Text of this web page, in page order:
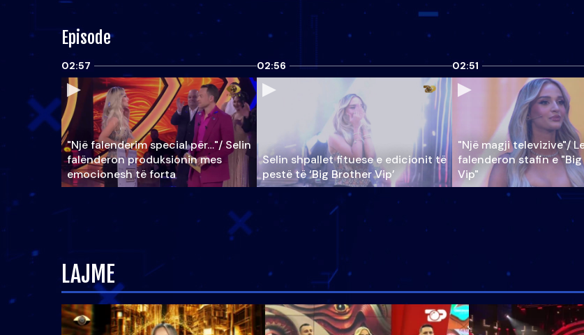
Episode
02:57
"Një falenderim special për…"/ Selin
falënderon produksionin mes
emocionesh të forta
02:56
Selin shpallet fituese e edicionit të
pestë të ‘Big Brother Vip’
02:51
"Një magji televizive"/
falenderon stafin e
Vip"
LAJME